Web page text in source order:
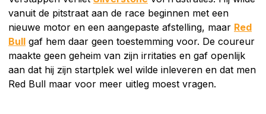
vanuit de pitstraat aan de race beginnen met een
nieuwe motor en een aangepaste afstelling, maar Red
Bull gaf hem daar geen toestemming voor. De coureur
maakte geen geheim van zijn irritaties en gaf openlijk
aan dat hij zijn startplek wel wilde inleveren en dat men
Red Bull maar voor meer uitleg moest vragen.